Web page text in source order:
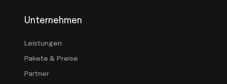
Unternehmen
Leistungen
Pakete & Preise
Partner